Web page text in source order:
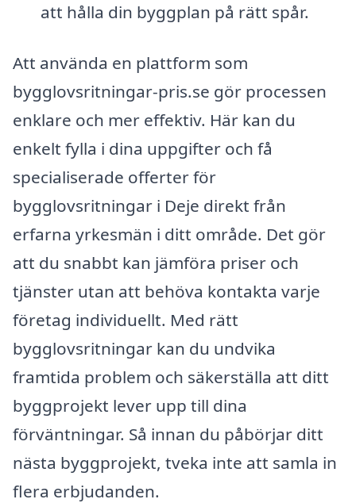
att hålla din byggplan på rätt spår.
Att använda en plattform som
bygglovsritningar-pris.se gör processen
enklare och mer effektiv. Här kan du
enkelt fylla i dina uppgifter och få
specialiserade offerter för
bygglovsritningar i Deje direkt från
erfarna yrkesmän i ditt område. Det gör
att du snabbt kan jämföra priser och
tjänster utan att behöva kontakta varje
företag individuellt. Med rätt
bygglovsritningar kan du undvika
framtida problem och säkerställa att ditt
byggprojekt lever upp till dina
förväntningar. Så innan du påbörjar ditt
nästa byggprojekt, tveka inte att samla in
flera erbjudanden.